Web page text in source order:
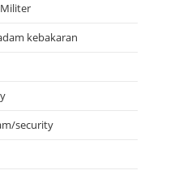
kebakaran
security